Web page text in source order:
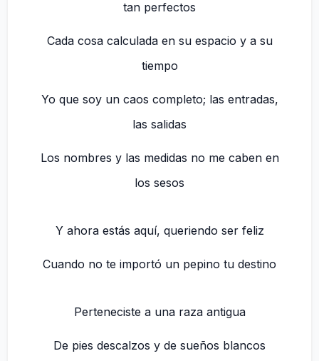
tan perfectos
Cada cosa calculada en su espacio y a su
tiempo
Yo que soy un caos completo; las entradas,
las salidas
Los nombres y las medidas no me caben en
los sesos
Y ahora estás aquí, queriendo ser feliz
Cuando no te importó un pepino tu destino
Perteneciste a una raza antigua
De pies descalzos y de sueños blancos